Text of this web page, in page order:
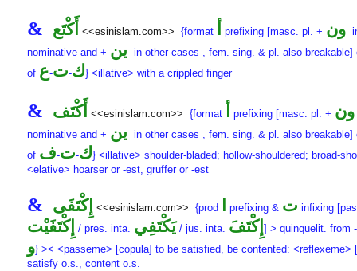
& أَكْتَع <<esinislam.com>> {format prefixing [masc. pl. + ون
nominative and + ين in other cases , fem. sing. & pl. also breakable]
of
ك-ت-ع } <illative> with a crippled finger
& أَكْتَف <<esinislam.com>> {format prefixing [masc. pl. + ون
nominative and + ين in other cases , fem. sing. & pl. also breakable]
of
ك-ت-ف
} <illative> shoulder-bladed; hollow-shouldered; broad-
<elative> hoarser or -est, gruffer or -est
& إِكْتَفَى <<esinislam.com>> {prod prefixing & ت infixing
إِكْتَفَيْت / pres. inta. يَكْتَفِي / jus. inta. إِكْتَفَ ] > quinquelit. from -
و} >< <passeme> [copula] to be satisfied, be contented: <reflexeme> [
satisfy o.s., content o.s.